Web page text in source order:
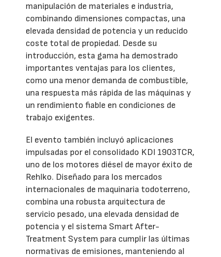
manipulación de materiales e industria,
combinando dimensiones compactas, una
elevada densidad de potencia y un reducido
coste total de propiedad. Desde su
introducción, esta gama ha demostrado
importantes ventajas para los clientes,
como una menor demanda de combustible,
una respuesta más rápida de las máquinas y
un rendimiento fiable en condiciones de
trabajo exigentes.
El evento también incluyó aplicaciones
impulsadas por el consolidado KDI 1903TCR,
uno de los motores diésel de mayor éxito de
Rehlko. Diseñado para los mercados
internacionales de maquinaria todoterreno,
combina una robusta arquitectura de
servicio pesado, una elevada densidad de
potencia y el sistema Smart After-
Treatment System para cumplir las últimas
normativas de emisiones, manteniendo al